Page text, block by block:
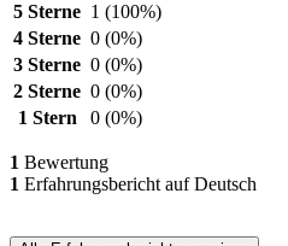
5 Sterne 1 (100%)
4 Sterne 0 (0%)
3 Sterne 0 (0%)
2 Sterne 0 (0%)
1 Stern
0 (0%)
1 Bewertung
1 Erfahrungsbericht auf Deutsch